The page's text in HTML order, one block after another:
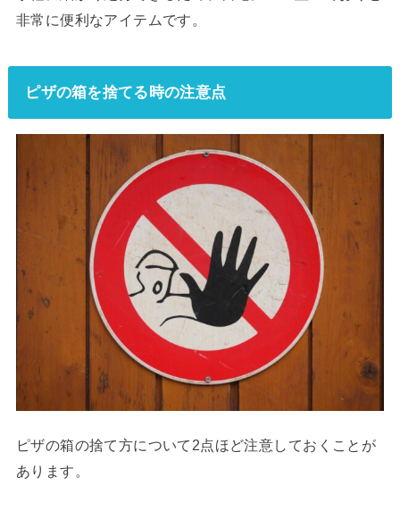
非常に便利なアイテムです。
ピザの箱を捨てる時の注意点
ピザの箱の捨て方について2点ほど注意しておくことが
あります。